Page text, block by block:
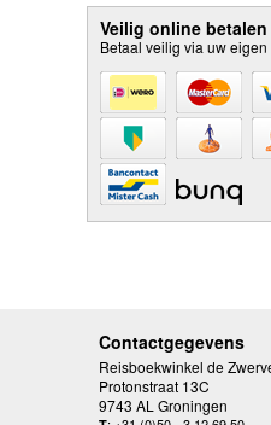
Veilig online betalen
Betaal veilig via uw
Contactgegevens
Reisboekwinkel de
Protonstraat 13C
9743 AL Groningen